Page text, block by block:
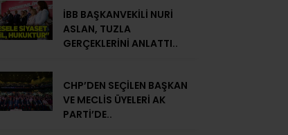
İBB BAŞKANVEKİLİ NURİ
ASLAN, TUZLA
GERÇEKLERİNİ ANLATTI..
CHP’DEN SEÇİLEN BAŞKAN
VE MECLİS ÜYELERİ AK
PARTİ’DE..